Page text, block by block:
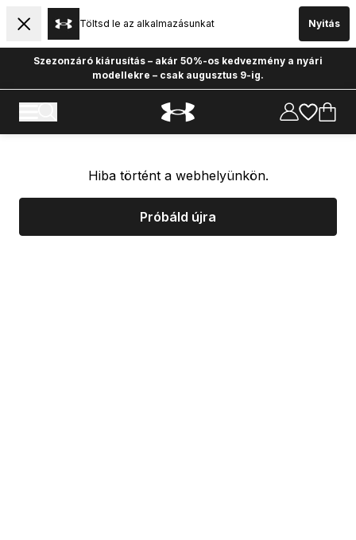
Töltsd le az alkalmazásunkat Nyitás
Szezonzáró kiárusítás – akár 50%-os kedvezmény a nyári
modellekre – csak augusztus 9-ig.
Hiba történt a webhelyünkön.
Próbáld újra